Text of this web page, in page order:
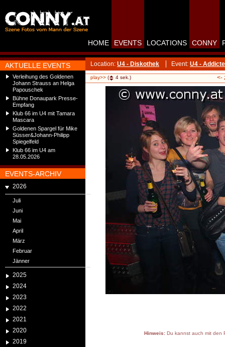
AKTUELLE EVENTS
Verleihung des Goldenen
Johann Strauss an Helga
Papouschek
Bühne Donaupark Presse-
Empfang
Klub 66 im U4 mit Tamara
Mascara
Goldenen Spargel für Mike
Süsser&Johann-Philipp
Spiegelfeld
Klub 66 im U4 am
28.05.2026
EVENTS-ARCHIV
2026
Juli
Juni
Mai
April
März
Februar
Jänner
2025
2024
2023
2022
2021
2020
2019
HOME EVENTS LOCATIONS CONNY
Location: U4 - Diskothek Event: U4 -
play>> ( 4 sek.) <-
Hinweis:Du kannst auch mit den